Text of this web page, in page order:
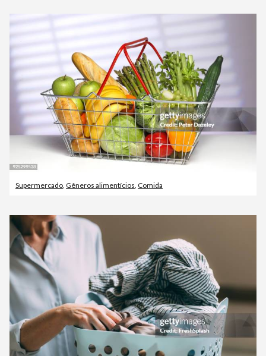
Supermercado, Gêneros alimentícios, Comida